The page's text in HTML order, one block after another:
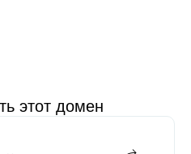
этот домен